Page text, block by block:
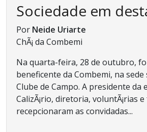
Sociedade em
Por Neide Uriarte
ChÃ¡ da Combemi
Na quarta-feira, 28 de outubro,
beneficente da Combemi, na
Clube de Campo. A presidente da
CalizÃ¡rio, diretoria, voluntÃ¡rias
recepcionaram as convidadas...